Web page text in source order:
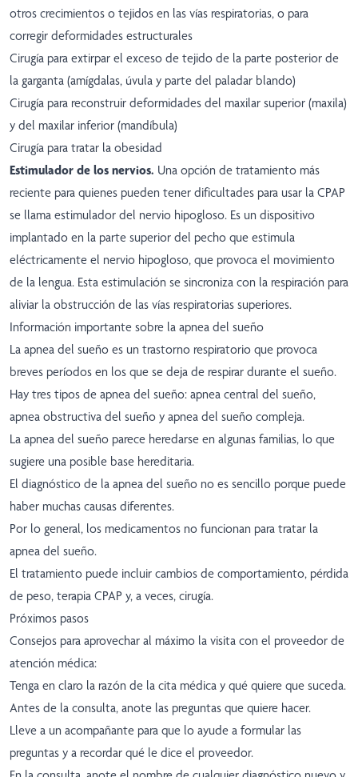
otros crecimientos o tejidos en las vías respiratorias, o para
corregir deformidades estructurales
Cirugía para extirpar el exceso de tejido de la parte posterior de
la garganta (amígdalas, úvula y parte del paladar blando)
Cirugía para reconstruir deformidades del maxilar superior (maxila)
y del maxilar inferior (mandíbula)
Cirugía para tratar la obesidad
Estimulador de los nervios. Una opción de tratamiento más
reciente para quienes pueden tener dificultades para usar la CPAP
se llama estimulador del nervio hipogloso. Es un dispositivo
implantado en la parte superior del pecho que estimula
eléctricamente el nervio hipogloso, que provoca el movimiento
de la lengua. Esta estimulación se sincroniza con la respiración para
aliviar la obstrucción de las vías respiratorias superiores.
Información importante sobre la apnea del sueño
La apnea del sueño es un trastorno respiratorio que provoca
breves períodos en los que se deja de respirar durante el sueño.
Hay tres tipos de apnea del sueño: apnea central del sueño,
apnea obstructiva del sueño y apnea del sueño compleja.
La apnea del sueño parece heredarse en algunas familias, lo que
sugiere una posible base hereditaria.
El diagnóstico de la apnea del sueño no es sencillo porque puede
haber muchas causas diferentes.
Por lo general, los medicamentos no funcionan para tratar la
apnea del sueño.
El tratamiento puede incluir cambios de comportamiento, pérdida
de peso, terapia CPAP y, a veces, cirugía.
Próximos pasos
Consejos para aprovechar al máximo la visita con el proveedor de
atención médica:
Tenga en claro la razón de la cita médica y qué quiere que suceda.
Antes de la consulta, anote las preguntas que quiere hacer.
Lleve a un acompañante para que lo ayude a formular las
preguntas y a recordar qué le dice el proveedor.